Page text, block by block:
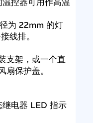
控器可用作高温
为 22mm 的灯
线排。
支架，或一个直
保护盖。
电器 LED 指示